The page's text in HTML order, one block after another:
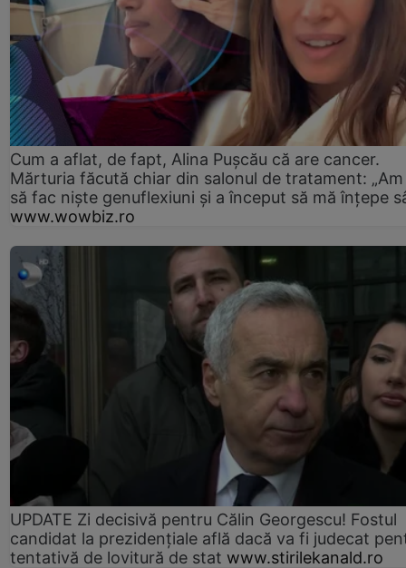
Cum a aflat, de fapt, Alina Pușcău că are cancer.
Mărturia făcută chiar din salonul de tratament:
să fac niște genuflexiuni și a început să mă înțepe
www.wowbiz.ro
UPDATE Zi decisivă pentru Călin Georgescu! Fostul
candidat la prezidențiale află dacă va fi judecat
tentativă de lovitură de stat www.stirilekanald.ro